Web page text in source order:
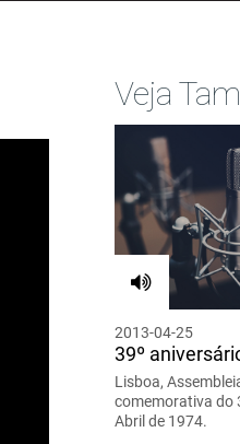
Veja
2013-04-25
39º
Lisboa,
comemorativa do
Abril de 1974.